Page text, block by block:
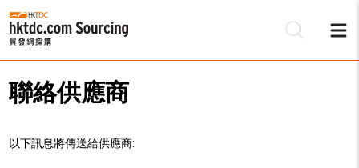
聯絡供應商
以下訊息將傳送給供應商: